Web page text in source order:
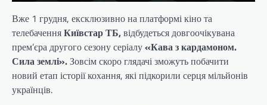
Вже 1 грудня, ексклюзивно на платформі кіно та
телебаченняКиївстар ТБ,відбудеться довгоочікувана
прем’єра другого сезону серіалу«Кава зкардамоном.
Сила землі».Зовсім скоро глядачі зможуть побачити
новий етап історії кохання, які підкорили серця мільйонів
українців.